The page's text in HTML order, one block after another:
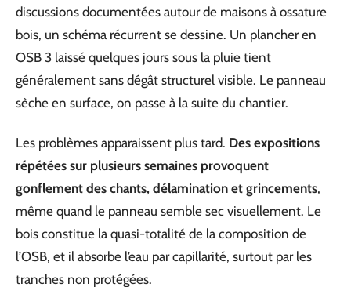
discussions documentées autour de maisons à ossature
bois, un schéma récurrent se dessine. Un plancher en
OSB 3 laissé quelques jours sous la pluie tient
généralement sans dégât structurel visible. Le panneau
sèche en surface, on passe à la suite du chantier.
Les problèmes apparaissent plus tard. Des expositions
répétées sur plusieurs semaines provoquent
gonflement des chants, délamination et grincements,
même quand le panneau semble sec visuellement. Le
bois constitue la quasi-totalité de la composition de
l’OSB, et il absorbe l’eau par capillarité, surtout par les
tranches non protégées.